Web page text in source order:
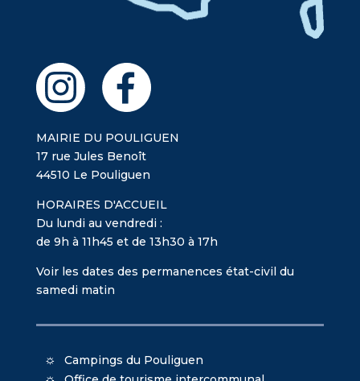
MAIRIE DU POULIGUEN
17 rue Jules Benoît
44510 Le Pouliguen
HORAIRES D'ACCUEIL
Du lundi au vendredi :
de 9h à 11h45 et de 13h30 à 17h
Voir les dates des permanences état-civil du
samedi matin
Campings du Pouliguen